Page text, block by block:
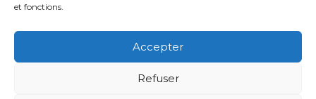
et fonctions.
Accepter
Refuser
21 Juil à 14h58
Contact